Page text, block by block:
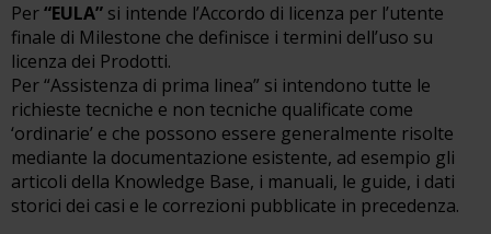
Per“EULA” si intende l’Accordo di licenza per l’utente
finale di Milestone che definisce i termini dell’uso su
licenza dei Prodotti.
Per “Assistenza di prima linea” si intendono tutte le
richieste tecniche e non tecniche qualificate come
‘ordinarie’ e che possono essere generalmente risolte
mediante la documentazione esistente, ad esempio gli
articoli della Knowledge Base, i manuali, le guide, i dati
storici dei casi e le correzioni pubblicate in precedenza.